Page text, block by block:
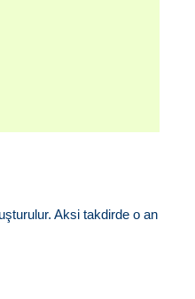
Aksi takdirde o an